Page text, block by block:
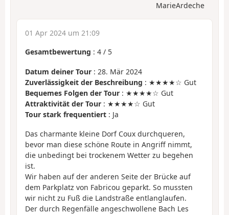
MarieArdeche
01 Apr 2024 um 21:09
Gesamtbewertung : 4 / 5
Datum deiner Tour : 28. Mär 2024
Zuverlässigkeit der Beschreibung : ★★★★☆ Gut
Bequemes Folgen der Tour : ★★★★☆ Gut
Attraktivität der Tour : ★★★★☆ Gut
Tour stark frequentiert : Ja
Das charmante kleine Dorf Coux durchqueren,
bevor man diese schöne Route in Angriff nimmt,
die unbedingt bei trockenem Wetter zu begehen
ist.
Wir haben auf der anderen Seite der Brücke auf
dem Parkplatz von Fabricou geparkt. So mussten
wir nicht zu Fuß die Landstraße entlanglaufen.
Der durch Regenfälle angeschwollene Bach Les